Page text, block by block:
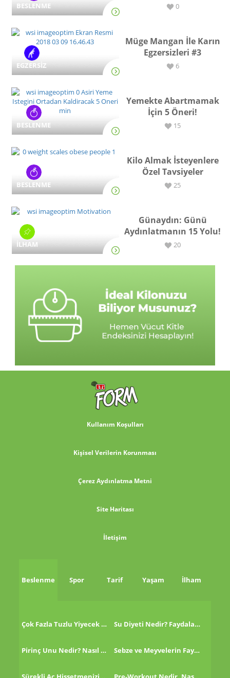
BESLENME 0
EGZERSİZ
Müge Mangan İle Karın
Egzersizleri #3
6
BESLENME
Yemekte Abartmamak
İçin 5 Öneri!
15
BESLENME
Kilo Almak İsteyenlere
Özel Tavsiyeler
25
İLHAM
Günaydın: Günü
Aydınlatmanın 15 Yolu!
20
Kullanım Koşulları
Kişisel Verilerin Korunması
Çerez Aydınlatma Metni
Site Haritası
İletişim
Beslenme Spor Tarif Yaşam İlham
Çok Fazla Tuzlu Yiyecek Tükettikten Sonra Ne Yapmalı? Su Diyeti Nedir? Faydaları Nelerdir?
Pirinç Unu Nedir? Nasıl Tüketilir? Sebze ve Meyvelerin Faydaları!